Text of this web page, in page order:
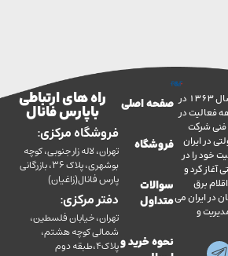
صنایع الکتریکی پارس حفاظ در سال 1363 در
در
در
و
می
صفحه اصلی
فروشگاه
سوالات
متداول
نحوه خرید و
راه های ارتباطی
با پارس فانال
فروشگاه مرکزی:
تهران، لاله زار جنوبی، کوچه
بوشهری، پلاک 36، بازرگانی
پارس فانال(زاغیان)
دفتر مرکزی:
تهران، خیابان فلسطین،
شمالی کوچه هشتم،
پلاک4،طبقه دوم